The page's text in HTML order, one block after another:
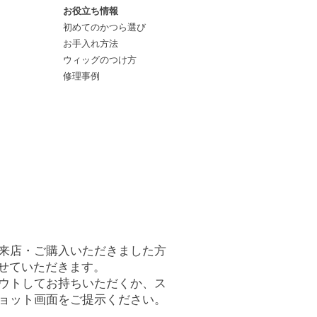
お役立ち情報
初めてのかつら選び
お手入れ方法
ウィッグのつけ方
修理事例
店・ご購入いただきました方
ていただきます。
トしてお持ちいただくか、ス
ット画面をご提示ください。